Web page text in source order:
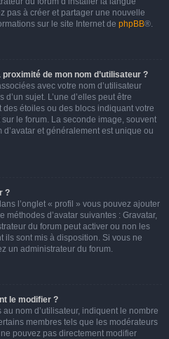
pas à créer et partager une nouvelle
sur le site Internet de phpBB®.
de mon nom d’utilisateur ?
avec votre nom d’utilisateur
sujet. L’une d’elles peut être
étoiles ou des blocs indiquant votre
le forum. La seconde image, souvent
et généralement est unique ou
?
l’onglet « profil » vous pouvez ajouter
méthodes d’avatar suivantes : Gravatar,
du forum peut activer ou non les
ils sont mis à disposition. Si vous ne
un administrateur du forum.
le modifier ?
nom d’utilisateur, indiquent le nombre
membres tels que les modérateurs
pouvez pas directement modifier